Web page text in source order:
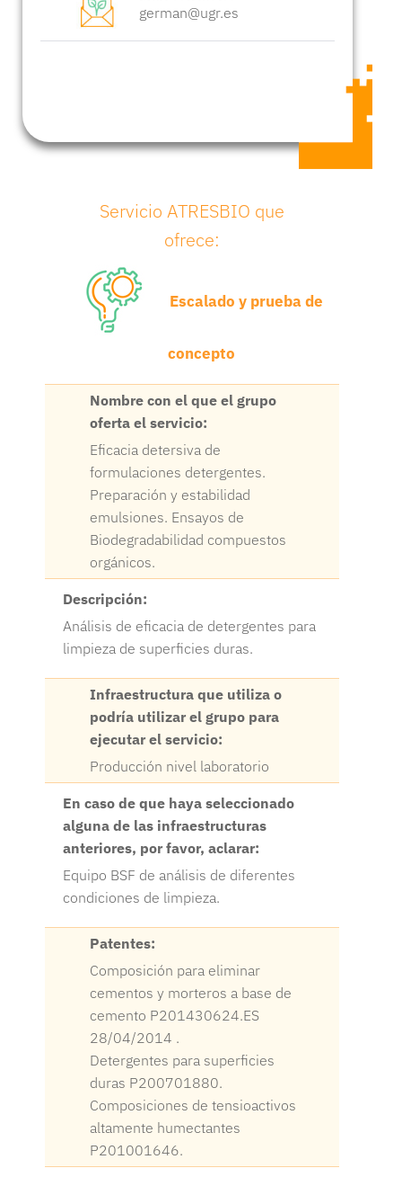
Servicio ATRESBIO que
ofrece:
Escalado y prueba de
concepto
Nombre con el que el grupo
oferta el servicio:
Eficacia detersiva de
formulaciones detergentes.
Preparación y estabilidad
emulsiones. Ensayos de
Biodegradabilidad compuestos
orgánicos.
Descripción:
Análisis de eficacia de detergentes para
limpieza de superficies duras.
Infraestructura que utiliza o
podría utilizar el grupo para
ejecutar el servicio:
Producción nivel laboratorio
En caso de que haya seleccionado
alguna de las infraestructuras
anteriores, por favor, aclarar:
Equipo BSF de análisis de diferentes
condiciones de limpieza.
Patentes:
Composición para eliminar
cementos y morteros a base de
cemento P201430624.ES
28/04/2014 .
Detergentes para superficies
duras P200701880.
Composiciones de tensioactivos
altamente humectantes
P201001646.
german@ugr.es